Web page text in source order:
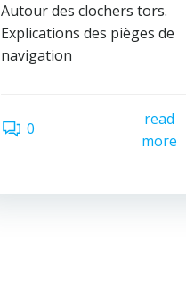
Autour des clochers tors.
Explications des pièges de
navigation
0
read
more